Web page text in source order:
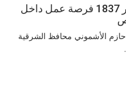
محافظ الشرقية:يعلن عن توفير 1837 فرصة عمل داخل
الأشموني محافظ الشرقية